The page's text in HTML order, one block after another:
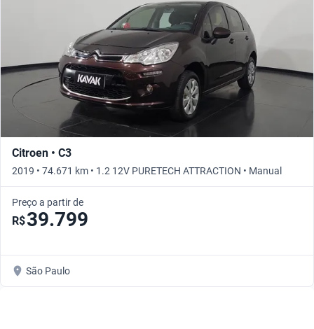
Citroen • C3
2019 • 74.671 km • 1.2 12V PURETECH ATTRACTION • Manual
Preço a partir de
R$39.799
São Paulo